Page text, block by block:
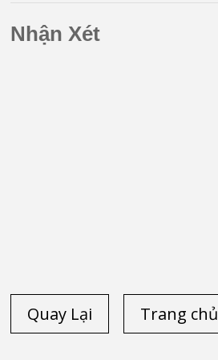
Nhận Xét
Quay Lại Trang chủ